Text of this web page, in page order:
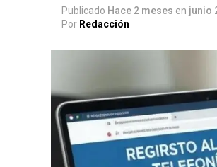
Publicado Hace 2 meses en junio
Por Redacción